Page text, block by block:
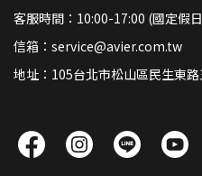
客服時間：10:00-17:00 (國定假
信箱：service@avier.com.tw
地址：105台北市松山區民生東